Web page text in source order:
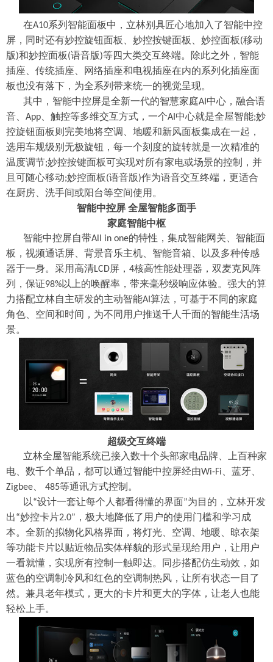
在A10系列智能面板中，立林别具匠心地加入了智能中控
屏，同时还有妙控旋钮面板、妙控按键面板、妙控面板(移动
版)和妙控面板(语音版)等四大类交互终端。除此之外，智能
插座、传统插座、网络插座和电视插座在内的系列化插座面
板也没有落下，为全系列带来统一的视觉呈现。
其中，智能中控屏是全新一代的智慧家庭AI中心，融合语
音、 App 、触控等多维交互方式，一个AI中心就是全屋智能;妙
控旋钮面板则完美地将空调、地暖和新风面板集成在一起，
选用车规级别无极旋钮，每一个刻度的旋转就是一次精准的
温度调节;妙控按键面板可实现对所有家电或场景的控制，并
且可随心移动;妙控面板(语音版)作为语音交互终端，更适合
在厨房、洗手间或阳台等空间使用。
智能中控屏 全屋智能多面手
家庭智能中枢
智能中控屏自带All in one的特性，集成智能网关、智能面
板，视频通话屏、背景音乐主机、智能音箱、以及多种传感
器于一身。采用高清LCD屏， 4核高性能处理器，双麦克风阵
列，保证98%以上的唤醒率，带来毫秒级响应体验。强大的算
力搭配立林自主研发的主动智能AI算法，可基于不同的家庭
角色、空间和时间，为不同用户推送千人千面的智能生活场
景。
超级交互终端
立林全屋智能系统已接入数十个头部家电品牌、上百种家
电、数千个单品，都可以通过智能中控屏经由Wi-Fi 、蓝牙、
Zigbee 485等通讯方式控制。
以“设计一套让每个人都看得懂的界面”为目的，立林开发
出“妙控卡片2.0” ，极大地降低了用户的使用门槛和学习成
本。全新的拟物化风格界面，将灯光、空调、地暖、晾衣架
等功能卡片以贴近物品实体样貌的形式呈现给用户，让用户
一看就懂，实现所有控制一触即达。同步搭配仿生动效，如
蓝色的空调制冷风和红色的空调制热风，让所有状态一目了
然。兼具老年模式，更大的卡片和更大的字体，让老人也能
轻松上手。